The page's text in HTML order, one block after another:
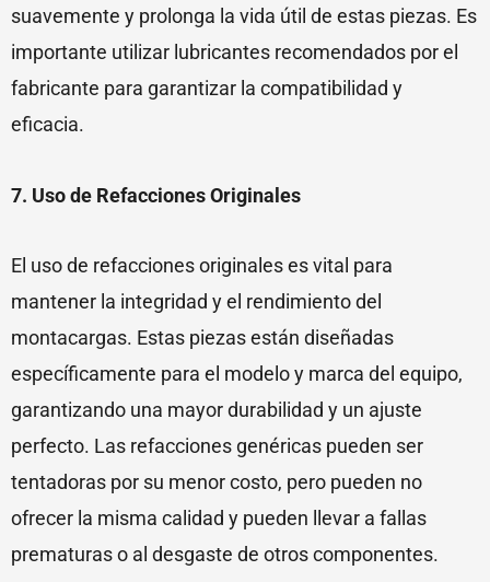
suavemente y prolonga la vida útil de estas piezas. Es
importante utilizar lubricantes recomendados por el
fabricante para garantizar la compatibilidad y
eficacia.
7. Uso de Refacciones Originales
El uso de refacciones originales es vital para
mantener la integridad y el rendimiento del
montacargas. Estas piezas están diseñadas
específicamente para el modelo y marca del equipo,
garantizando una mayor durabilidad y un ajuste
perfecto. Las refacciones genéricas pueden ser
tentadoras por su menor costo, pero pueden no
ofrecer la misma calidad y pueden llevar a fallas
prematuras o al desgaste de otros componentes.